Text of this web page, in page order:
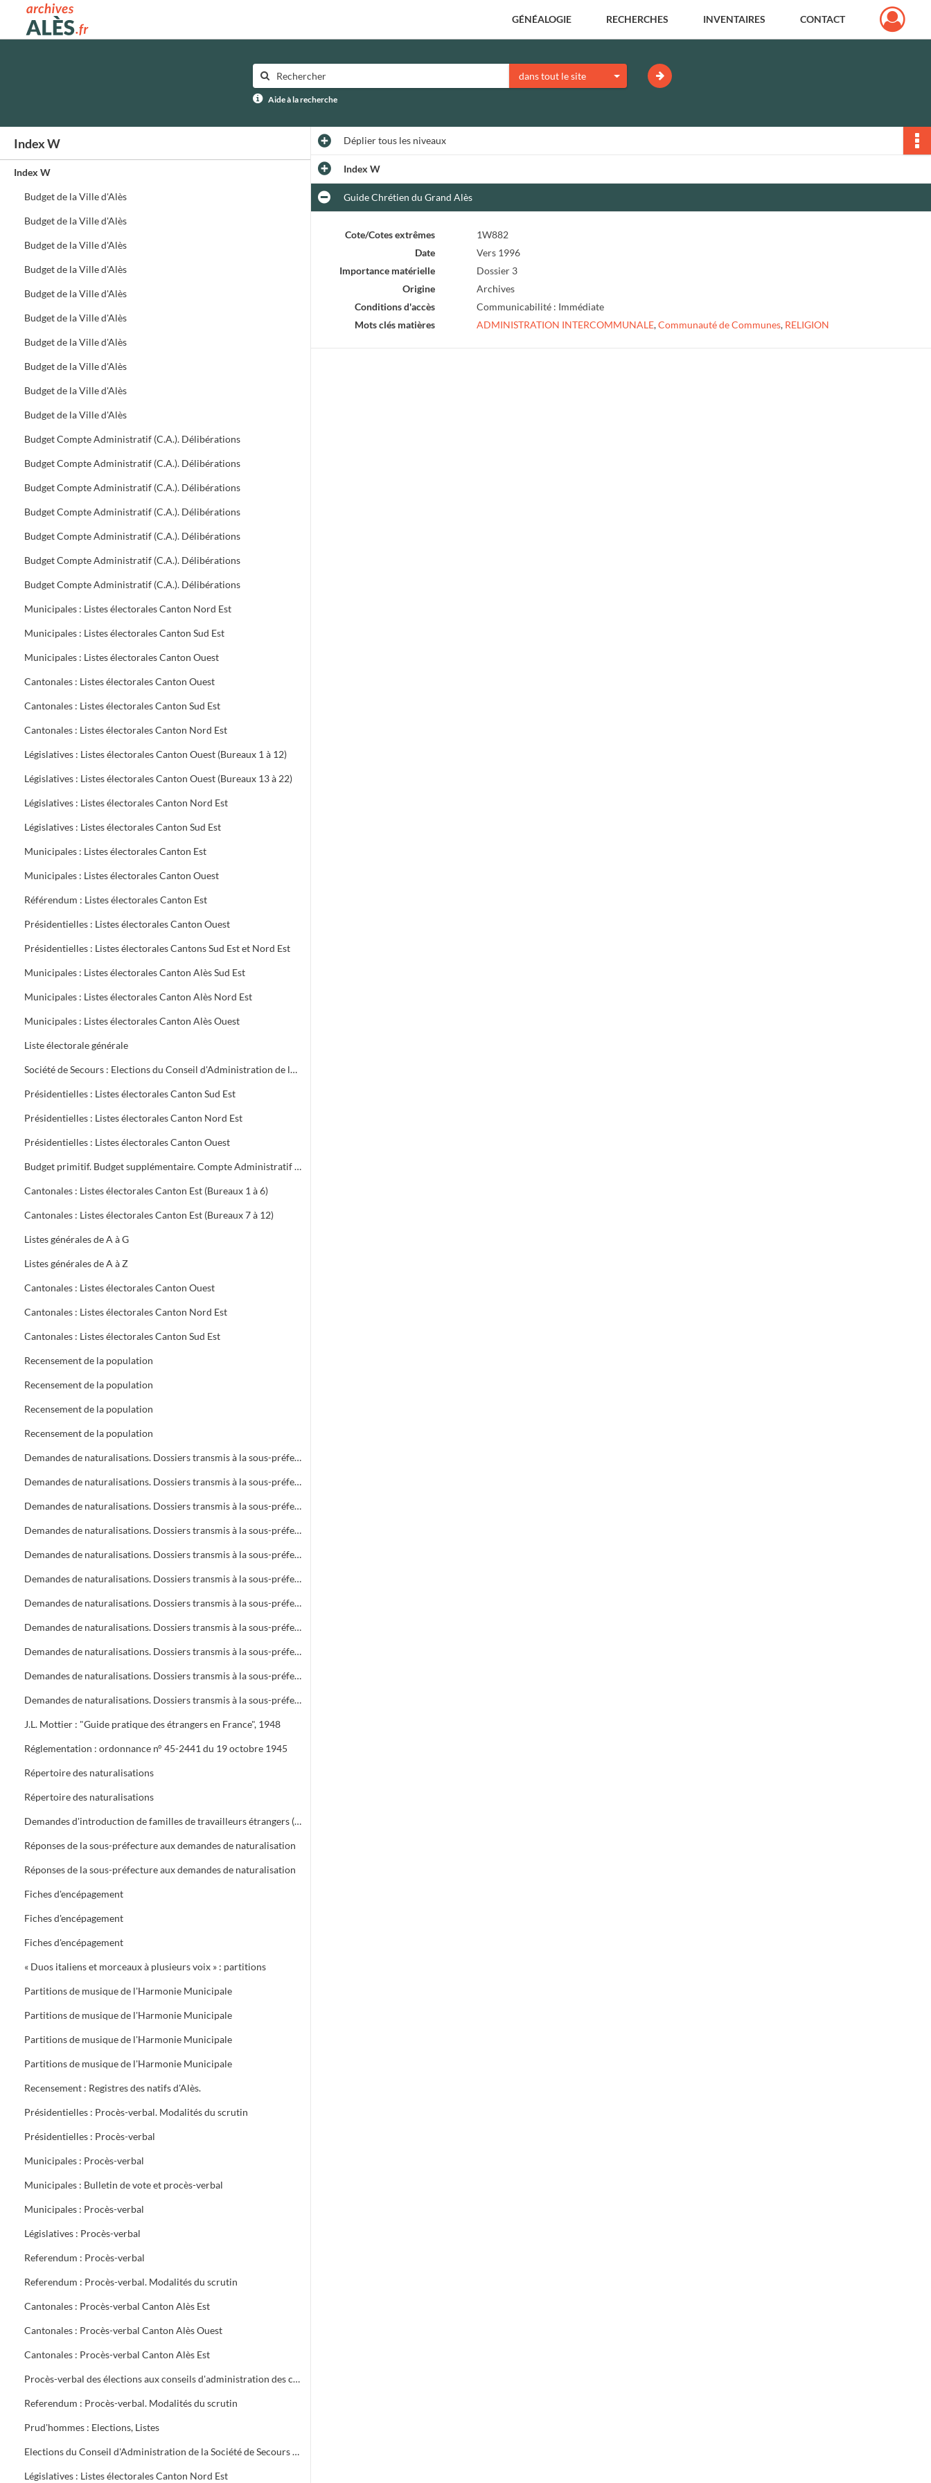
Archives municipales d'Alès GÉNÉALOGIE RECHERCHES INVENTAIRES CONTACT
dans tout le site
Aide à la recherche
Index W
Index W
Budget de la Ville d'Alès
Budget de la Ville d'Alès
Budget de la Ville d'Alès
Budget de la Ville d'Alès
Budget de la Ville d'Alès
Budget de la Ville d'Alès
Budget de la Ville d'Alès
Budget de la Ville d'Alès
Budget de la Ville d'Alès
Budget de la Ville d'Alès
Budget Compte Administratif (C.A.). Délibérations
Budget Compte Administratif (C.A.). Délibérations
Budget Compte Administratif (C.A.). Délibérations
Budget Compte Administratif (C.A.). Délibérations
Budget Compte Administratif (C.A.). Délibérations
Budget Compte Administratif (C.A.). Délibérations
Budget Compte Administratif (C.A.). Délibérations
Municipales : Listes électorales Canton Nord Est
Municipales : Listes électorales Canton Sud Est
Municipales : Listes électorales Canton Ouest
Cantonales : Listes électorales Canton Ouest
Cantonales : Listes électorales Canton Sud Est
Cantonales : Listes électorales Canton Nord Est
Législatives : Listes électorales Canton Ouest (Bureaux 1 à 12)
Législatives : Listes électorales Canton Ouest (Bureaux 13 à 22)
Législatives : Listes électorales Canton Nord Est
Législatives : Listes électorales Canton Sud Est
Municipales : Listes électorales Canton Est
Municipales : Listes électorales Canton Ouest
Référendum : Listes électorales Canton Est
Présidentielles : Listes électorales Canton Ouest
Présidentielles : Listes électorales Cantons Sud Est et Nord Est
Municipales : Listes électorales Canton Alès Sud Est
Municipales : Listes électorales Canton Alès Nord Est
Municipales : Listes électorales Canton Alès Ouest
Liste électorale générale
Société de Secours : Elections du Conseil d'Administration de la Société groupe sud des Houillères du Bassin des Cévennes (H.B.C.)
Présidentielles : Listes électorales Canton Sud Est
Présidentielles : Listes électorales Canton Nord Est
Présidentielles : Listes électorales Canton Ouest
Budget primitif. Budget supplémentaire. Compte Administratif (C.A.). Annexes au budget
Cantonales : Listes électorales Canton Est (Bureaux 1 à 6)
Cantonales : Listes électorales Canton Est (Bureaux 7 à 12)
Listes générales de A à G
Listes générales de A à Z
Cantonales : Listes électorales Canton Ouest
Cantonales : Listes électorales Canton Nord Est
Cantonales : Listes électorales Canton Sud Est
Recensement de la population
Recensement de la population
Recensement de la population
Recensement de la population
Demandes de naturalisations. Dossiers transmis à la sous-préfecture
Demandes de naturalisations. Dossiers transmis à la sous-préfecture
Demandes de naturalisations. Dossiers transmis à la sous-préfecture
Demandes de naturalisations. Dossiers transmis à la sous-préfecture
Demandes de naturalisations. Dossiers transmis à la sous-préfecture
Demandes de naturalisations. Dossiers transmis à la sous-préfecture
Demandes de naturalisations. Dossiers transmis à la sous-préfecture
Demandes de naturalisations. Dossiers transmis à la sous-préfecture
Demandes de naturalisations. Dossiers transmis à la sous-préfecture
Demandes de naturalisations. Dossiers transmis à la sous-préfecture
Demandes de naturalisations. Dossiers transmis à la sous-préfecture
J.L. Mottier : "Guide pratique des étrangers en France", 1948
Réglementation : ordonnance n° 45-2441 du 19 octobre 1945
Répertoire des naturalisations
Répertoire des naturalisations
Demandes d'introduction de familles de travailleurs étrangers (regroupement familial). Eléments d'enquête et réglementations
Réponses de la sous-préfecture aux demandes de naturalisation
Réponses de la sous-préfecture aux demandes de naturalisation
Fiches d'encépagement
Fiches d'encépagement
Fiches d'encépagement
« Duos italiens et morceaux à plusieurs voix » : partitions
Partitions de musique de l'Harmonie Municipale
Partitions de musique de l'Harmonie Municipale
Partitions de musique de l'Harmonie Municipale
Partitions de musique de l'Harmonie Municipale
Recensement : Registres des natifs d'Alès.
Présidentielles : Procès-verbal. Modalités du scrutin
Présidentielles : Procès-verbal
Municipales : Procès-verbal
Municipales : Bulletin de vote et procès-verbal
Municipales : Procès-verbal
Législatives : Procès-verbal
Referendum : Procès-verbal
Referendum : Procès-verbal. Modalités du scrutin
Cantonales : Procès-verbal Canton Alès Est
Cantonales : Procès-verbal Canton Alès Ouest
Cantonales : Procès-verbal Canton Alès Est
Procès-verbal des élections aux conseils d'administration des caisses de Sécurité Sociale et d'Allocations familiales
Referendum : Procès-verbal. Modalités du scrutin
Prud'hommes : Elections, Listes
Elections du Conseil d'Administration de la Société de Secours Minière du groupe sud des Houillères du Bassin des Cévennes (H.B.C.)
Législatives : Listes électorales Canton Nord Est
Dépliertous les niveaux
Index W
Guide Chrétien du Grand Alès
Cote/Cotes extrêmes
1W882
Date
Vers 1996
Importance matérielle
Dossier 3
Origine
Archives
Conditions d'accès
Communicabilité : Immédiate
Mots clés matières
ADMINISTRATION INTERCOMMUNALE,Communauté de Communes, RELIGION